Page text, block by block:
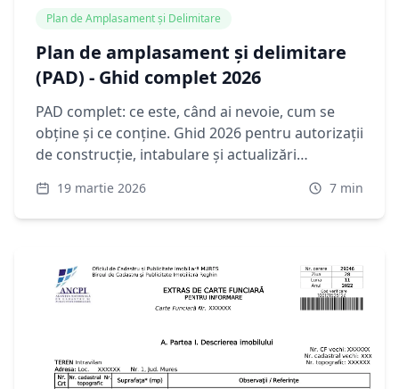
Plan de Amplasament și Delimitare
Plan de amplasament și delimitare
(PAD) - Ghid complet 2026
PAD complet: ce este, când ai nevoie, cum se
obține și ce conține. Ghid 2026 pentru autorizații
de construcție, intabulare și actualizări
5 zile.19 martie 2026 7 min